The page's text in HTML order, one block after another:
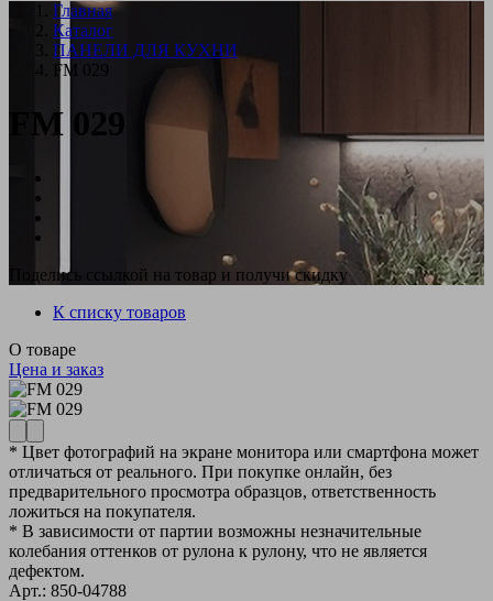
Главная
Каталог
ПАНЕЛИ ДЛЯ КУХНИ
FM 029
FM 029
Поделись ссылкой на товар и получи скидку
К списку товаров
О товаре
Цена и заказ
* Цвет фотографий на экране монитора или смартфона может
отличаться от реального. При покупке онлайн, без
предварительного просмотра образцов, ответственность
ложиться на покупателя.
* В зависимости от партии возможны незначительные
колебания оттенков от рулона к рулону, что не является
дефектом.
Арт.: 850-04788